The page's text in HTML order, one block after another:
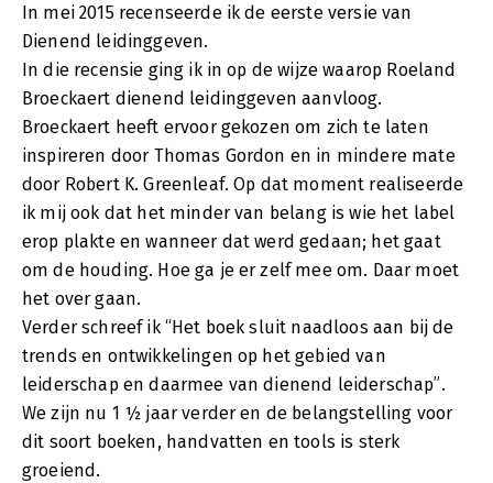
In mei 2015 recenseerde ik de eerste versie van
Dienend leidinggeven.
In die recensie ging ik in op de wijze waarop Roeland
Broeckaert dienend leidinggeven aanvloog.
Broeckaert heeft ervoor gekozen om zich te laten
inspireren door Thomas Gordon en in mindere mate
door Robert K. Greenleaf. Op dat moment realiseerde
ik mij ook dat het minder van belang is wie het label
erop plakte en wanneer dat werd gedaan; het gaat
om de houding. Hoe ga je er zelf mee om. Daar moet
het over gaan.
Verder schreef ik “Het boek sluit naadloos aan bij de
trends en ontwikkelingen op het gebied van
leiderschap en daarmee van dienend leiderschap”.
We zijn nu 1 ½ jaar verder en de belangstelling voor
dit soort boeken, handvatten en tools is sterk
groeiend.